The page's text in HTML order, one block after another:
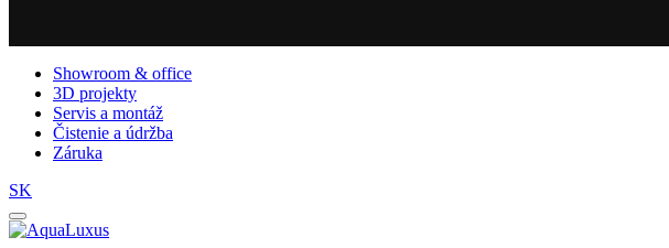
Showroom & office
3D projekty
Servis a montáž
Čistenie a údržba
Záruka
SK